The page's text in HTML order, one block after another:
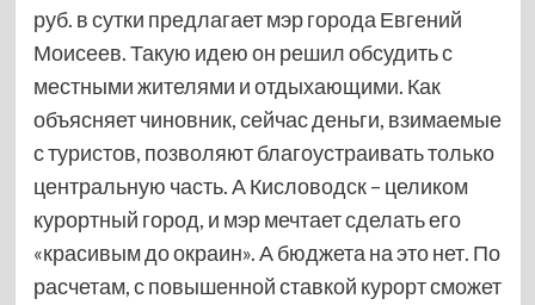
руб. в сутки предлагает мэр города Евгений
Моисеев. Такую идею он решил обсудить с
местными жителями и отдыхающими. Как
объясняет чиновник, сейчас деньги, взимаемые
с туристов, позволяют благоустраивать только
центральную часть. А Кисловодск – целиком
курортный город, и мэр мечтает сделать его
«красивым до окраин». А бюджета на это нет. По
расчетам, с повышенной ставкой курорт сможет